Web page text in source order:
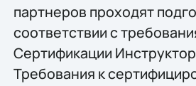
партнеров проходят
соответствии с
Сертификации
Требования к